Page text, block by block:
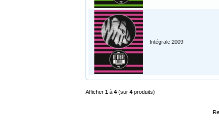
Intégrale 2009
Afficher 1 à 4 (sur 4 produits)